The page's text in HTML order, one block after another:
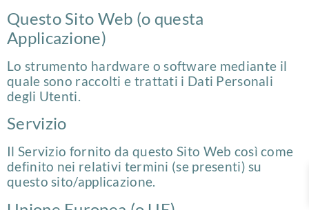
Questo Sito Web (o questa
Applicazione)
Lo strumento hardware o software mediante il
quale sono raccolti e trattati i Dati Personali
degli Utenti.
Servizio
Il Servizio fornito da questo Sito Web così come
definito nei relativi termini (se presenti) su
questo sito/applicazione.